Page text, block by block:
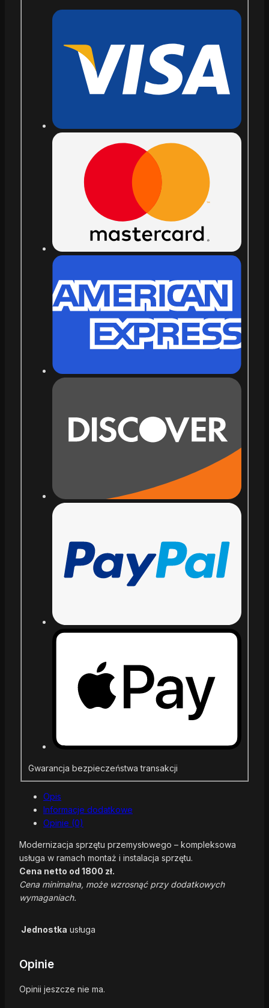
Gwarancja bezpieczeństwa transakcji
Opis
Informacje dodatkowe
Opinie (0)
Modernizacja sprzętu przemysłowego – kompleksowa
usługa w ramach montaż i instalacja sprzętu.
Cena netto od 1800 zł.
Cena minimalna, może wzrosnąć przy dodatkowych
wymaganiach.
Jednostka usługa
Opinie
Opinii jeszcze nie ma.